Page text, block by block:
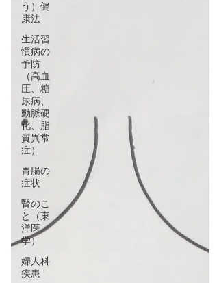
う）健
康法
生活習
慣病の
予防
（高血
圧、糖
尿病、
動脈硬
化、脂
質異常
症）
胃腸の
症状
腎のこ
と（東
洋医
学）
婦人科
疾患